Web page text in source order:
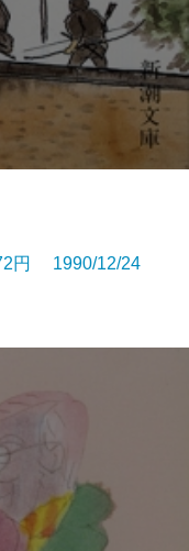
円 1990/12/24